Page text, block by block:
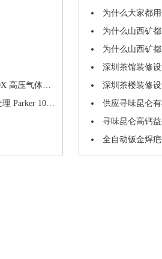
滤芯 除水除油
DX 气体滤芯
为什么大家都
为什么山西矿
为什么山西矿
深圳茶馆装修
深圳茶楼装修
供应寻味昆仑
寻味昆仑高钙
全自动钣金焊